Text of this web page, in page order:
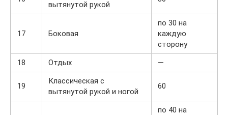
вытянутой рукой
17 Боковая
по 30 на
каждую
сторону
18
Отдых —
19
Классическая с
вытянутой рукой и ногой
60
по 40 на